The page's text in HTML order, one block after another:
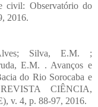
civil: Observatório do
2016.
Silva, E.M. ;
E.M. . Avanços e
do Rio Sorocaba e
CIÊNCIA,
v. 4, p. 88-97, 2016.